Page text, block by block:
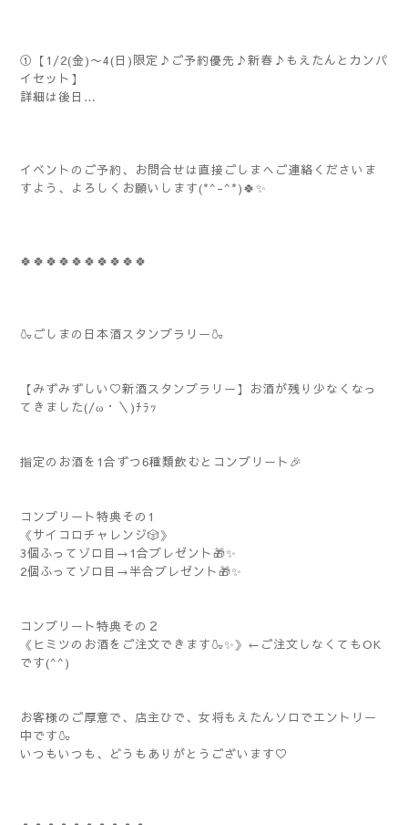
①【1/2(金)〜4(日)限定♪ご予約優先♪新春♪もえたんとカンパ
イセット】
詳細は後日…
イベントのご予約、お問合せは直接ごしまへご連絡くださいま
すよう、よろしくお願いします(*^-^*)🍀✨️
🍀🍀🍀🍀🍀🍀🍀🍀🍀🍀
🍶ごしまの日本酒スタンプラリー🍶
【みずみずしい♡新酒スタンプラリー】お酒が残り少なくなっ
てきました(/ω・＼)ﾁﾗｯ
指定のお酒を1合ずつ6種類飲むとコンプリート🎉
コンプリート特典その1
《サイコロチャレンジ🎲》
3個ふってゾロ目→1合プレゼント🎁✨
2個ふってゾロ目→半合プレゼント🎁✨
コンプリート特典その２
《ヒミツのお酒をご注文できます🍶✨》←ご注文しなくてもOK
です(^^)
お客様のご厚意で、店主ひで、女将もえたんソロでエントリー
中です🍶
いつもいつも、どうもありがとうございます♡